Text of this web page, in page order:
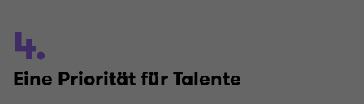
4.
Eine Priorität für Talente